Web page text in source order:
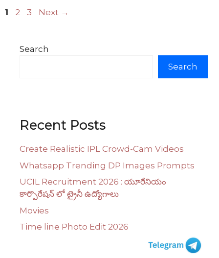
Page
1 Page
2 Page
3 Next →
Search
Search
Recent Posts
Create Realistic IPL Crowd-Cam Videos
Whatsapp Trending DP Images Prompts
UCIL Recruitment 2026 : యూరేనియం
కార్పొరేషన్ లో ట్రైనీ ఉద్యోగాలు
Movies
Time line Photo Edit 2026